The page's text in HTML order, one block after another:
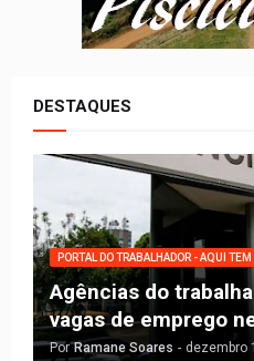
DESTAQUES
PORTAL DO TRABALHADOR - AQUI
Agências do
vagas de emprego
Por Ramane Soares - dezembro